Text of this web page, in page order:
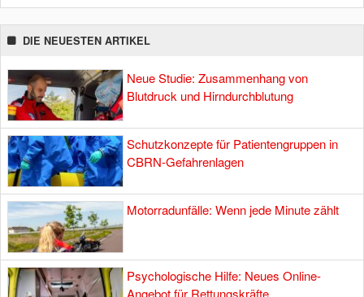
DIE NEUESTEN ARTIKEL
Neue Studie: Zusammenhang von
Blutdruck und Hirndurchblutung
Schutzkonzepte für Patientengruppen in
CBRN-Gefahrenlagen
Motorradunfälle: Wenn jede Minute zählt
Psychologische Hilfe: Neues Online-
Angebot für Rettungskräfte